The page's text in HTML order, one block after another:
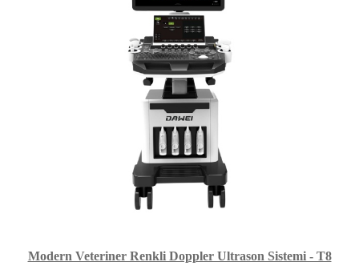
Modern Veteriner Renkli Doppler Ultrason Sistemi - T8